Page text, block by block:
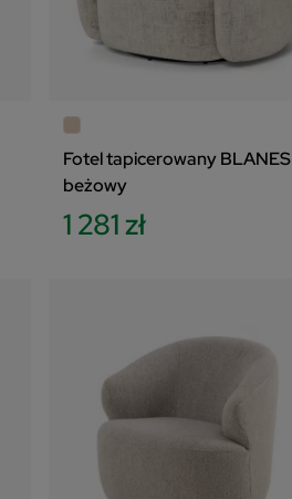
Fotel tapicerowany BLANES
beżowy
1 281 zł